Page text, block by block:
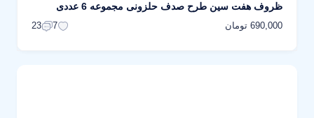
ظروف هفت سین طرح صدف حلزونی مجموعه 6 عددی
690,000 تومان 7
23